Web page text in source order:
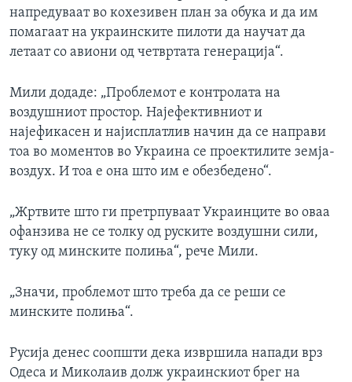
напредуваат во кохезивен план за обука и да им
помагаат на украинските пилоти да научат да
летаат со авиони од четвртата генерација“.
Мили додаде: „Проблемот е контролата на
воздушниот простор. Најефективниот и
најефикасен и најисплатлив начин да се направи
тоа во моментов во Украина се проектилите земја-
воздух. И тоа е она што им е обезбедено“.
„Жртвите што ги претрпуваат Украинците во оваа
офанзива не се толку од руските воздушни сили,
туку од минските полиња“, рече Мили.
„Значи, проблемот што треба да се реши се
минските полиња“.
Русија денес соопшти дека извршила напади врз
Одеса и Миколаив долж украинскиот брег на